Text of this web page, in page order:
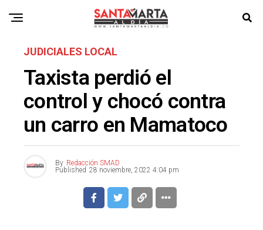
JUDICIALES LOCAL
Taxista perdió el
control y chocó contra
un carro en Mamatoco
By Redacción SMAD
Published 28 noviembre, 2022 4:04 pm